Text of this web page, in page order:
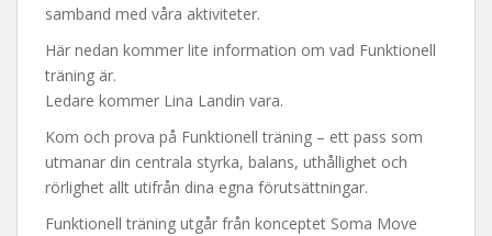
samband med våra aktiviteter.
Här nedan kommer lite information om vad Funktionell
träning är.
Ledare kommer Lina Landin vara.
Kom och prova på Funktionell träning – ett pass som
utmanar din centrala styrka, balans, uthållighet och
rörlighet allt utifrån dina egna förutsättningar.
Funktionell träning utgår från konceptet Soma Move